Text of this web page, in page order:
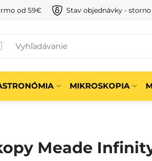
od 59€ Stav objednávky - storno
MIKROSKOPIA
Meade